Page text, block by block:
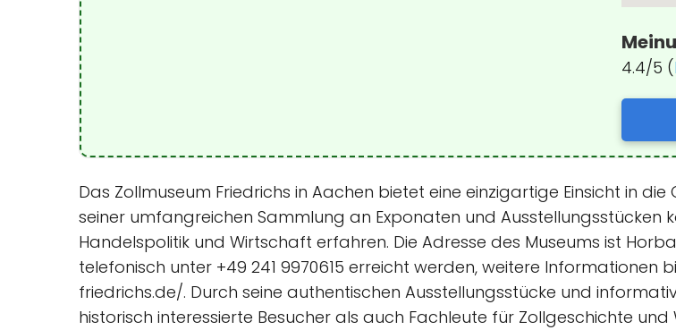
4.4/5 (
Das Zollmuseum Friedrichs in Aachen bietet eine einzigartige Einsicht in
seiner umfangreichen Sammlung an Exponaten und Ausstellungsstücken
Handelspolitik und Wirtschaft erfahren. Die Adresse des Museums ist
telefonisch unter +49 241 9970615 erreicht werden, weitere
friedrichs.de/. Durch seine authentischen Ausstellungsstücke und
historisch interessierte Besucher als auch Fachleute für Zollgeschichte